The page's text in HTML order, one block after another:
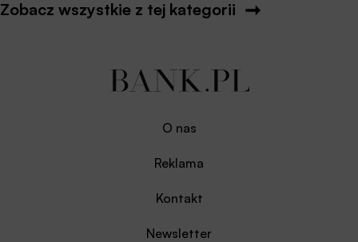
Zobacz wszystkie z tej kategorii
O nas
Reklama
Kontakt
Newsletter